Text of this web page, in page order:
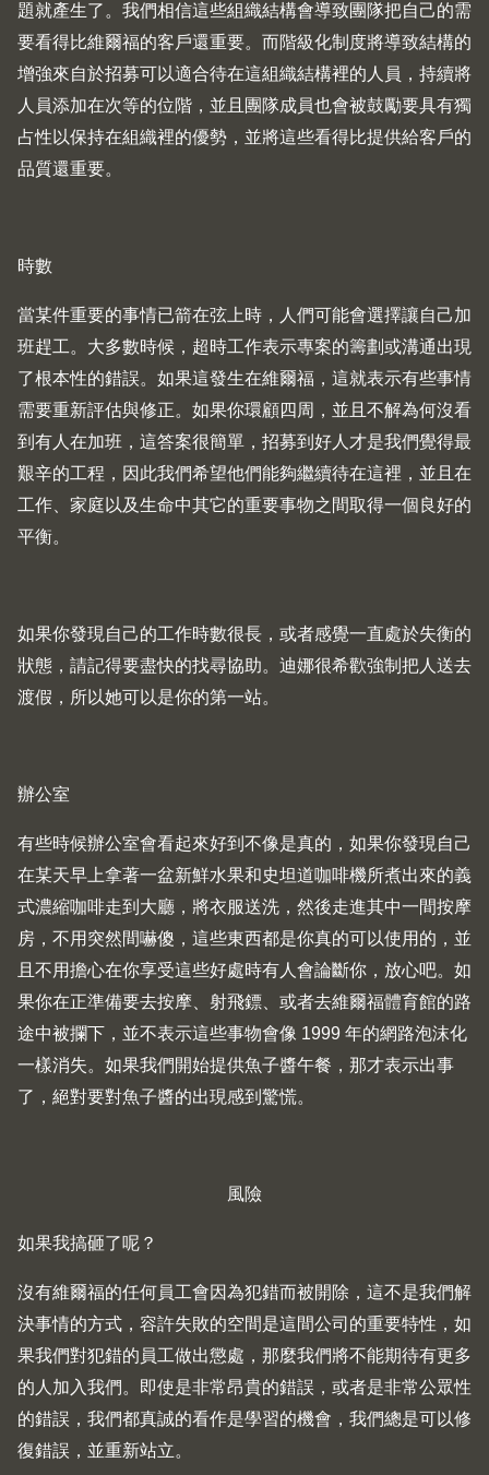
題就產生了。我們相信這些組織結構會導致團隊把自己的需
要看得比維爾福的客戶還重要。而階級化制度將導致結構的
增強來自於招募可以適合待在這組織結構裡的人員，持續將
人員添加在次等的位階，並且團隊成員也會被鼓勵要具有獨
占性以保持在組織裡的優勢，並將這些看得比提供給客戶的
品質還重要。
時數
當某件重要的事情已箭在弦上時，人們可能會選擇讓自己加
班趕工。大多數時候，超時工作表示專案的籌劃或溝通出現
了根本性的錯誤。如果這發生在維爾福，這就表示有些事情
需要重新評估與修正。如果你環顧四周，並且不解為何沒看
到有人在加班，這答案很簡單，招募到好人才是我們覺得最
艱辛的工程，因此我們希望他們能夠繼續待在這裡，並且在
工作、家庭以及生命中其它的重要事物之間取得一個良好的
平衡。
如果你發現自己的工作時數很長，或者感覺一直處於失衡的
狀態，請記得要盡快的找尋協助。迪娜很希歡強制把人送去
渡假，所以她可以是你的第一站。
辦公室
有些時候辦公室會看起來好到不像是真的，如果你發現自己
在某天早上拿著一盆新鮮水果和史坦道咖啡機所煮出來的義
式濃縮咖啡走到大廳，將衣服送洗，然後走進其中一間按摩
房，不用突然間嚇傻，這些東西都是你真的可以使用的，並
且不用擔心在你享受這些好處時有人會論斷你，放心吧。如
果你在正準備要去按摩、射飛鏢、或者去維爾福體育館的路
途中被攔下，並不表示這些事物會像 1999 年的網路泡沫化
一樣消失。如果我們開始提供魚子醬午餐，那才表示出事
了，絕對要對魚子醬的出現感到驚慌。
風險
如果我搞砸了呢？
沒有維爾福的任何員工會因為犯錯而被開除，這不是我們解
決事情的方式，容許失敗的空間是這間公司的重要特性，如
果我們對犯錯的員工做出懲處，那麼我們將不能期待有更多
的人加入我們。即使是非常昂貴的錯誤，或者是非常公眾性
的錯誤，我們都真誠的看作是學習的機會，我們總是可以修
復錯誤，並重新站立。